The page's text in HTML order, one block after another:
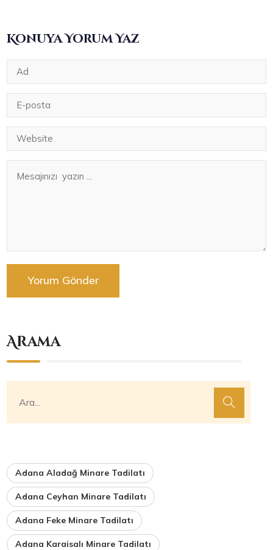
Konuya Yorum Yaz
Arama
Adana Aladağ Minare Tadilatı
Adana Ceyhan Minare Tadilatı
Adana Feke Minare Tadilatı
Adana Karaisalı Minare Tadilatı